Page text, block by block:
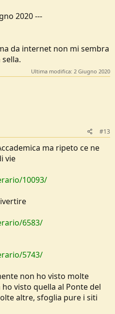
2020---
da internet non mi sembra
Ultima modifica: 2 Giugno 2020
#13
ma ripeto ce ne
vie
10093/
6583/
5743/
non ho visto molte
visto quella al Ponte del
altre, sfoglia pure i siti